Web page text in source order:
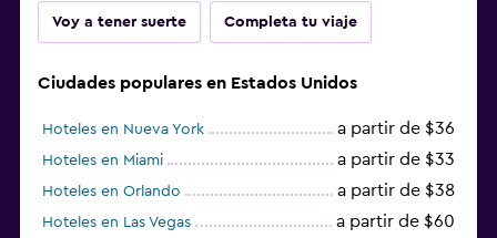
Voy a tener suerte Completa tu viaje
Ciudades populares en Estados Unidos
Hoteles en Nueva York a partir de $36
Hoteles en Miami a partir de $33
Hoteles en Orlando a partir de $38
Hoteles en Las Vegas a partir de $60